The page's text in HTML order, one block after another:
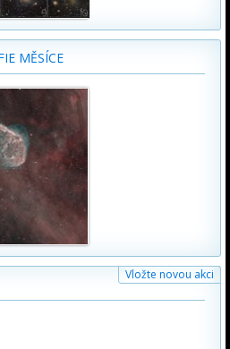
MĚSÍCE
Vložte novou akci